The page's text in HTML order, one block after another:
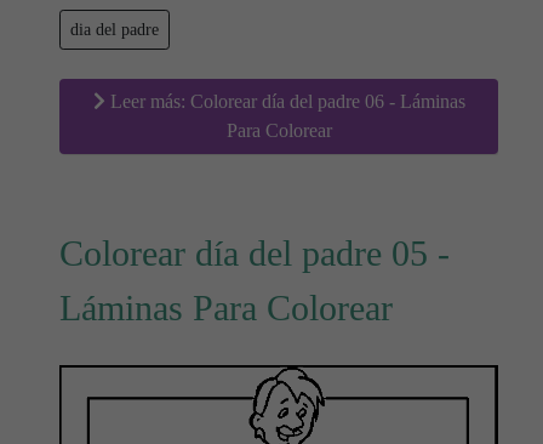
dia del padre
Leer más: Colorear día del padre 06 - Láminas
Para Colorear
Colorear día del padre 05 -
Láminas Para Colorear